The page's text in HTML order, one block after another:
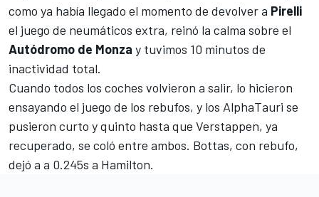
como ya había llegado el momento de devolver a Pirelli
el juego de neumáticos extra, reinó la calma sobre el
Autódromo de Monza y tuvimos 10 minutos de
inactividad total.
Cuando todos los coches volvieron a salir, lo hicieron
ensayando el juego de los rebufos, y los AlphaTauri se
pusieron curto y quinto hasta que Verstappen, ya
recuperado, se coló entre ambos. Bottas, con rebufo,
dejó a a 0.245s a Hamilton.